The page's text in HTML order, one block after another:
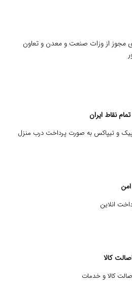
مجوز از وزات صنعت و معدن و تعاون
نقاط ایران
پیک و تیپاکس به صورت پرداخت درب منزل
انلاین
کالا
کالا و خدمات